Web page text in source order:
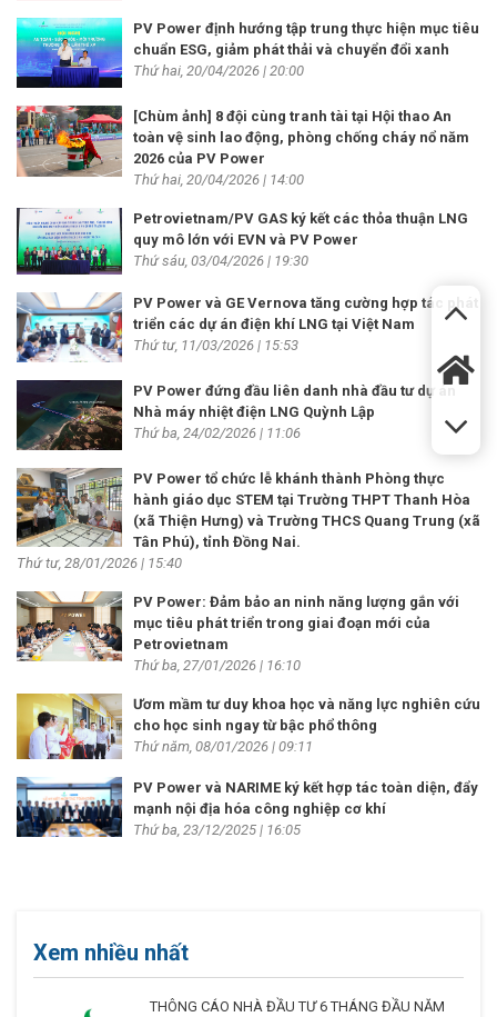
PV Power định hướng tập trung thực hiện mục tiêu
chuẩn ESG, giảm phát thải và chuyển đổi xanh
Thứ hai, 20/04/2026 | 20:00
[Chùm ảnh] 8 đội cùng tranh tài tại Hội thao An
toàn vệ sinh lao động, phòng chống cháy nổ năm
2026 của PV Power
Thứ hai, 20/04/2026 | 14:00
Petrovietnam/PV GAS ký kết các thỏa thuận LNG
quy mô lớn với EVN và PV Power
Thứ sáu, 03/04/2026 | 19:30
PV Power và GE Vernova tăng cường hợp tác phát
triển các dự án điện khí LNG tại Việt Nam
Thứ tư, 11/03/2026 | 15:53
PV Power đứng đầu liên danh nhà đầu tư dự án
Nhà máy nhiệt điện LNG Quỳnh Lập
Thứ ba, 24/02/2026 | 11:06
PV Power tổ chức lễ khánh thành Phòng thực
hành giáo dục STEM tại Trường THPT Thanh Hòa
(xã Thiện Hưng) và Trường THCS Quang Trung (xã
Tân Phú), tỉnh Đồng Nai.
Thứ tư, 28/01/2026 | 15:40
PV Power: Đảm bảo an ninh năng lượng gắn với
mục tiêu phát triển trong giai đoạn mới của
Petrovietnam
Thứ ba, 27/01/2026 | 16:10
Ươm mầm tư duy khoa học và năng lực nghiên cứu
cho học sinh ngay từ bậc phổ thông
Thứ năm, 08/01/2026 | 09:11
PV Power và NARIME ký kết hợp tác toàn diện, đẩy
mạnh nội địa hóa công nghiệp cơ khí
Thứ ba, 23/12/2025 | 16:05
Xem nhiều nhất
THÔNG CÁO NHÀ ĐẦU TƯ 6 THÁNG ĐẦU NĂM